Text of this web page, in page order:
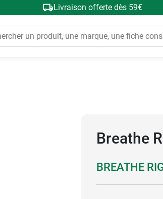
Livraison offerte dès 59€
Breathe
BREATHE